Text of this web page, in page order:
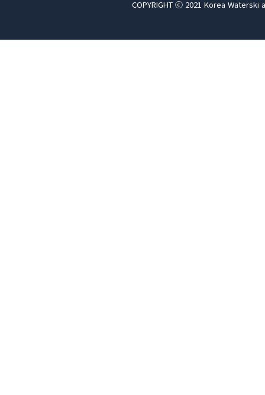
COPYRIGHT ⓒ 2021 Korea Waterski